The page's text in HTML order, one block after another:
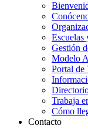
Escuelas
Gestión
Modelo
Portal de
Trabaja
Cómo
Contacto